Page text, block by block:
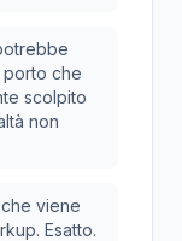
porto che
scolpito
non
viene
Esatto.